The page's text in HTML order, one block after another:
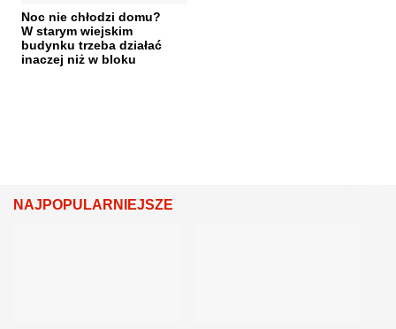
Noc nie chłodzi domu?
W starym wiejskim
budynku trzeba działać
inaczej niż w bloku
NAJPOPULARNIEJSZE